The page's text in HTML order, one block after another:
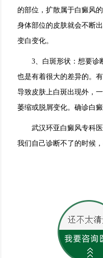
的部位，扩散属于白癜风
身体部位的皮肤就会不断
变白变化。
3、白斑形状：想要诊断
也是有着很大的差异的。
导致皮肤上白斑出现外，
萎缩或脱屑变化。确诊白
武汉环亚白癜风专科医
我们自己诊断不了的时候